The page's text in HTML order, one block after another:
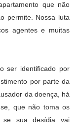
que não
permite. Nossa luta
agentes e muitas
ser identificado por
por parte da
da doença, há
que não toma os
se sua desídia vai